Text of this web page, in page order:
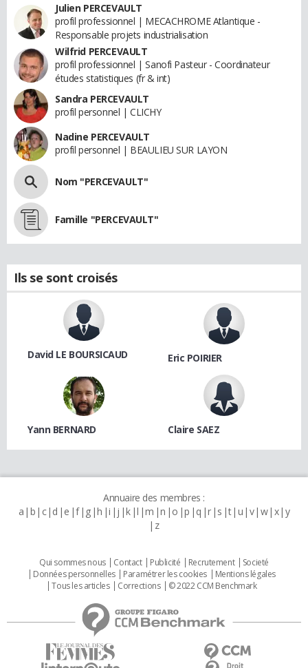
Julien PERCEVAULT
profil professionnel | MECACHROME Atlantique -
Responsable projets industrialisation
Wilfrid PERCEVAULT
profil professionnel | Sanofi Pasteur - Coordinateur
études statistiques (fr & int)
Sandra PERCEVAULT
profil personnel | CLICHY
Nadine PERCEVAULT
profil personnel | BEAULIEU SUR LAYON
Nom "PERCEVAULT"
Famille "PERCEVAULT"
Ils se sont croisés
David LE BOURSICAUD Eric POIRIER
Yann BERNARD Claire SAEZ
Annuaire des membres :
a b c d e f g h i j k l m n o p q r s t u v w x y
z
Qui sommes nous Contact Publicité Recrutement
Societé
Données personnelles
Paramétrer les cookies
Mentions légales
Tous les articles
Corrections © 2022 CCM Benchmark